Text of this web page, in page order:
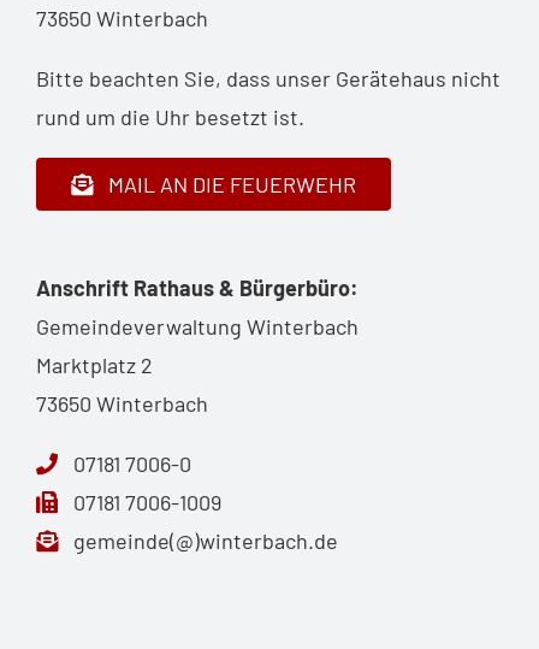
73650 Winterbach
Bitte beachten Sie, dass unser Gerätehaus nicht
rund um die Uhr besetzt ist.
MAIL AN DIE FEUERWEHR
Anschrift Rathaus & Bürgerbüro:
Gemeindeverwaltung Winterbach
Marktplatz 2
73650 Winterbach
07181 7006-0
07181 7006-1009
gemeinde(@)winterbach.de